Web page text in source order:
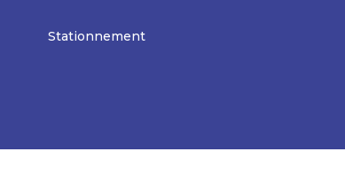
Stationnement